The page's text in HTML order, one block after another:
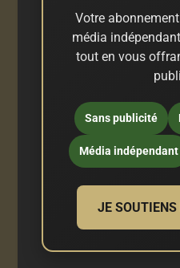
Votre
média
tout en vous
Sans publicité
Média indépendant
JE SOUTIENS